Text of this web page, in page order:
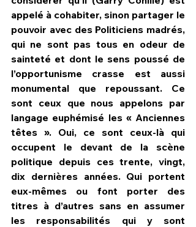
appelé à cohabiter, sinon partager le
pouvoir avec des Politiciens madrés,
qui ne sont pas tous en odeur de
sainteté et dont le sens poussé de
l’opportunisme crasse est aussi
monumental que repoussant. Ce
sont ceux que nous appelons par
langage euphémisé les « Anciennes
têtes ». Oui, ce sont ceux-là qui
occupent le devant de la scène
politique depuis ces trente, vingt,
dix dernières années. Qui portent
eux-mêmes ou font porter des
titres à d’autres sans en assumer
les responsabilités qui y sont